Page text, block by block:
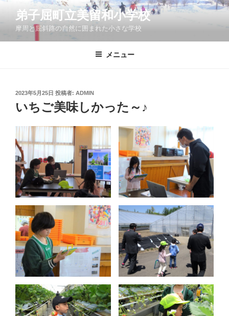
ン
弟子屈町立美留和小学校
摩周と屈斜路の自然に囲まれた小さな学校
メニュー
投
稿
日:
2023年5月25日 投稿者: ADMIN
いちご美味しかった～♪